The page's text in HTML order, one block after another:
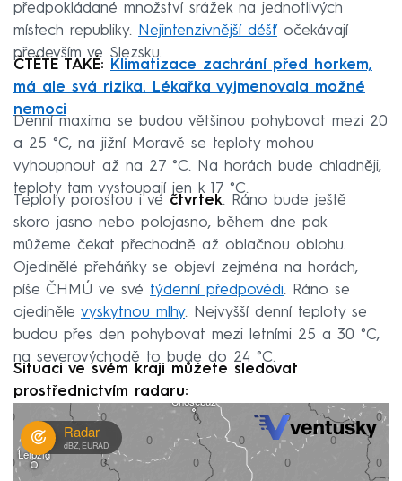
předpokládané množství srážek na jednotlivých
místech republiky. Nejintenzivnější déšť očekávají
především ve Slezsku.
ČTĚTE TAKÉ:
Klimatizace zachrání před horkem,
má ale svá rizika. Lékařka vyjmenovala možné
nemoci
Denní maxima se budou většinou pohybovat mezi 20
a 25 °C, na jižní Moravě se teploty mohou
vyhoupnout až na 27 °C. Na horách bude chladněji,
teploty tam vystoupají jen k 17 °C.
Teploty porostou i ve čtvrtek. Ráno bude ještě
skoro jasno nebo polojasno, během dne pak
můžeme čekat přechodně až oblačnou oblohu.
Ojedinělé přeháňky se objeví zejména na horách,
píše ČHMÚ ve své týdenní předpovědi. Ráno se
ojediněle vyskytnou mlhy. Nejvyšší denní teploty se
budou přes den pohybovat mezi letními 25 a 30 °C,
na severovýchodě to bude do 24 °C.
Situaci ve svém kraji můžete sledovat
prostřednictvím radaru: